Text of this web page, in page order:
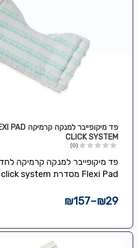
CLICK SYSTEM
(0)
פד מיקופייבר למנקה קרמיקה
Flexi Pad מסדרת click system
₪29
–
₪157